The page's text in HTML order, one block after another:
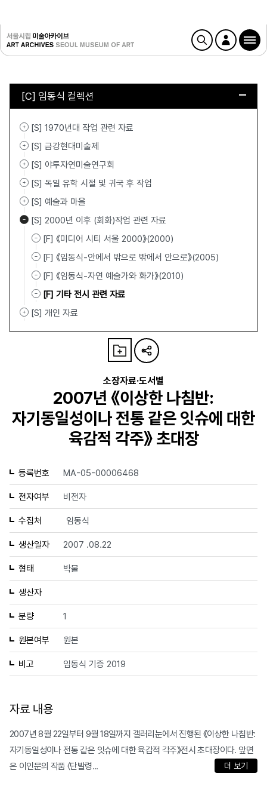
[C] 임동식 컬렉션
[S] 1970년대 작업 관련 자료
[S] 금강현대미술제
[S] 야투자연미술연구회
[S] 독일 유학 시절 및 귀국 후 작업
[S] 예술과 마을
[S] 2000년 이후 (회화)작업 관련 자료
[F] 《미디어 시티 서울 2000》(2000)
[F] 《임동식-안에서 밖으로 밖에서 안으로》(2005)
[F] 《임동식-자연 예술가와 화가》(2010)
[F] 기타 전시 관련 자료
[S] 개인 자료
소장자료·도서별
2007년 《이상한 나침반:
자기동일성이나 전통 같은 잇슈에 대한
육감적 각주》 초대장
등록번호 MA-05-00006468
전자여부 비전자
수집처 임동식
생산일자 2007 .08.22
형태 박물
생산자
분량 1
원본여부 원본
비고 임동식 기증 2019
자료 내용
2007년 8월 22일부터 9월 18일까지 갤러리눈에서 진행된 《이상한 나침반:
자기동일성이나 전통 같은 잇슈에 대한 육감적 각주》전시 초대장이다. 앞면
은 이인문의 작품 〈단발령...
더 보기